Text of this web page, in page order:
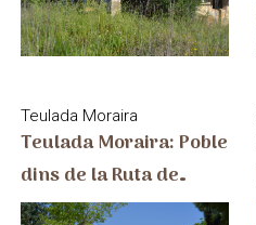
Teulada Moraira
Teulada Moraira: Poble
dins de la Ruta de
Riuraus